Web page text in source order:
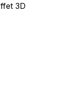
3D